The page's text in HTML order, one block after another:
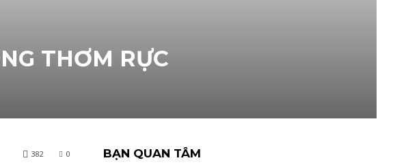
THƠM RỰC
0
382 BẠN QUAN TÂM